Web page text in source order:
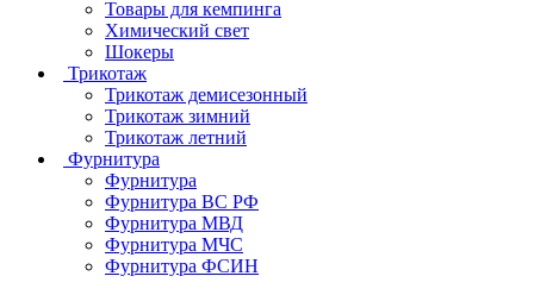
Товары для кемпинга
Химический свет
Шокеры
Трикотаж
Трикотаж демисезонный
Трикотаж зимний
Трикотаж летний
Фурнитура
Фурнитура
Фурнитура ВС РФ
Фурнитура МВД
Фурнитура МЧС
Фурнитура ФСИН